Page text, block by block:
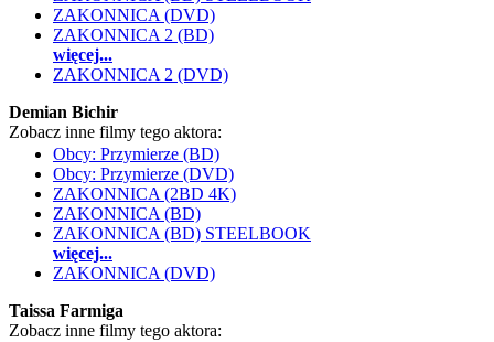
ZAKONNICA (DVD)
ZAKONNICA 2 (BD)
więcej...
ZAKONNICA 2 (DVD)
Demian Bichir
Zobacz inne filmy tego aktora:
Obcy: Przymierze (BD)
Obcy: Przymierze (DVD)
ZAKONNICA (2BD 4K)
ZAKONNICA (BD)
ZAKONNICA (BD) STEELBOOK
więcej...
ZAKONNICA (DVD)
Taissa Farmiga
Zobacz inne filmy tego aktora: